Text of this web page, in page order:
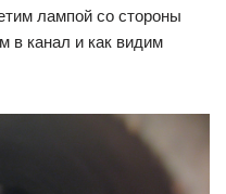
лампой со стороны
в канал и как видим